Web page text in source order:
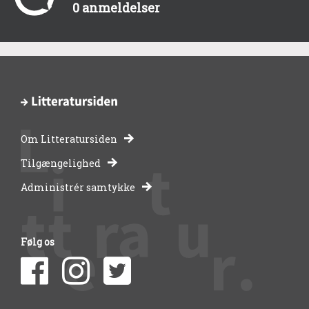
0 anmeldelser
-
bibliotekernes
side
om
Om Litteratursiden
Tilgængelighed
Administrér samtykke
Følg os